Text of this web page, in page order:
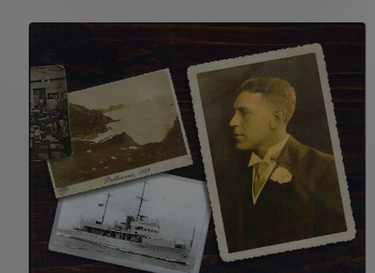
Rivière:
o
cabo
submarino
Portugal